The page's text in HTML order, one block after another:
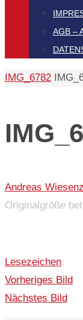
AGB –
Start
IMG_6782
Andreas
Originalgröße
Lesezeichen.
Vorheriges Bild
Nächstes Bild